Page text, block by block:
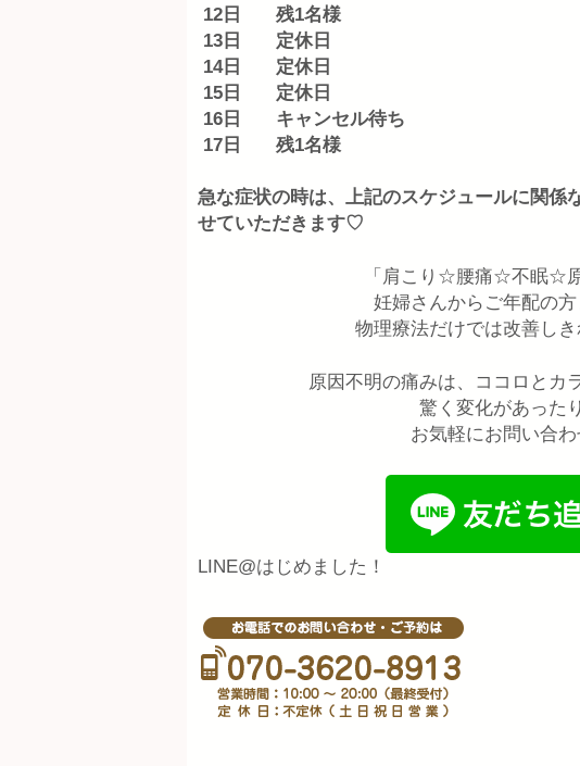
12日 残1名様
13日 定休日
14日 定休日
15日 定休日
16日 キャンセル待ち
17日 残1名様
急な症状の時は、上記のスケジュールに関係
せていただきます♡
「肩こり☆腰痛☆不眠☆
妊婦さんからご年配の方
物理療法だけでは改善しき
原因不明の痛みは、ココロとカ
驚く変化があった
お気軽にお問い合
LINE@はじめました！